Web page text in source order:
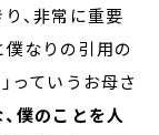
、非常に重要
僕なりの引用の
っていうお母さ
僕のことを人